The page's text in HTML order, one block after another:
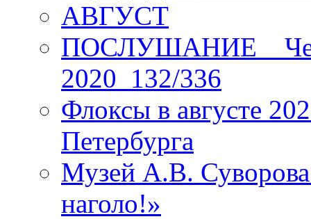
АВГУСТ
ПОСЛУШАНИЕ _
2020_132/336
Флоксы в августе
Петербурга
Музей А.В.
наголо!»